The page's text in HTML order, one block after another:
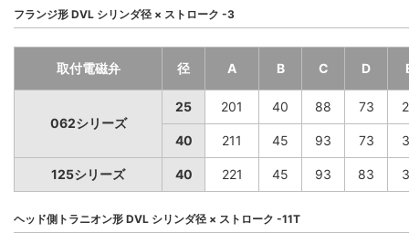
フランジ形 DVL シリンダ径 × ストローク -3
取付電磁弁 径 A B C D
062シリーズ
25 201 40 88 73
40 211 45 93 73
125シリーズ 40 221 45 93 83
ヘッド側トラニオン形 DVL シリンダ径 × ストローク -11T